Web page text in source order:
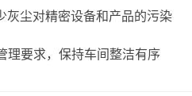
灰尘对精密设备和产品的污染
理要求，保持车间整洁有序